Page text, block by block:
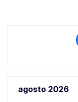
agosto 2026